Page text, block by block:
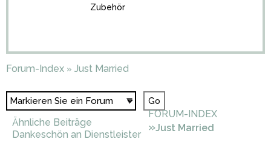
Zubehör
Forum-Index » Just Married
Ähnliche Beiträge
Dankeschön an Dienstleister
FORUM-INDEX
»Just Married